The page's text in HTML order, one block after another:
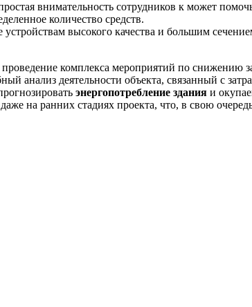
внимательность сотрудников к может
количество средств.
устройствам высокого качества и большим
комплекса мероприятий по снижению
анализ деятельности объекта, связанный с
энергопотребление здания и
на ранних стадиях проекта, что, в свою